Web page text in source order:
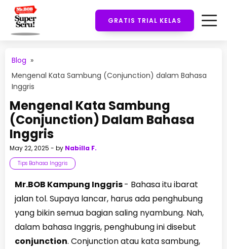
GRATIS TRIAL KELAS
Blog »
Mengenal Kata Sambung (Conjunction) dalam Bahasa
Inggris
Mengenal Kata Sambung
(Conjunction) Dalam Bahasa
Inggris
May 22, 2025 - by Nabilla F.
Tips Bahasa Inggris
Mr.BOB Kampung Inggris- Bahasa itu ibarat
jalan tol. Supaya lancar, harus ada penghubung
yang bikin semua bagian saling nyambung. Nah,
dalam bahasa Inggris, penghubung ini disebut
conjunction. Conjunction atau kata sambung,